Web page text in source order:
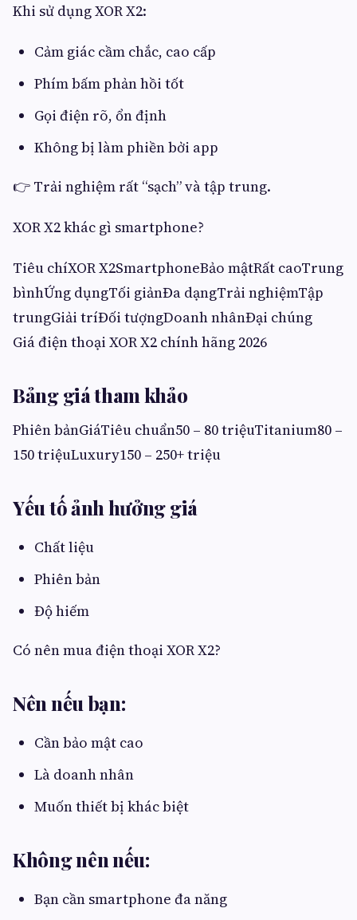
Khi sử dụng XOR X2:
Cảm giác cầm chắc, cao cấp
Phím bấm phản hồi tốt
Gọi điện rõ, ổn định
Không bị làm phiền bởi app
👉 Trải nghiệm rất “sạch” và tập trung.
XOR X2 khác gì smartphone?
Tiêu chíXOR X2SmartphoneBảo mậtRất caoTrung
bìnhỨng dụngTối giảnĐa dạngTrải nghiệmTập
trungGiải tríĐối tượngDoanh nhânĐại chúng
Giá điện thoại XOR X2 chính hãng 2026
Bảng giá tham khảo
Phiên bảnGiáTiêu chuẩn50 – 80 triệuTitanium80 –
150 triệuLuxury150 – 250+ triệu
Yếu tố ảnh hưởng giá
Chất liệu
Phiên bản
Độ hiếm
Có nên mua điện thoại XOR X2?
Nên nếu bạn:
Cần bảo mật cao
Là doanh nhân
Muốn thiết bị khác biệt
Không nên nếu:
Bạn cần smartphone đa năng